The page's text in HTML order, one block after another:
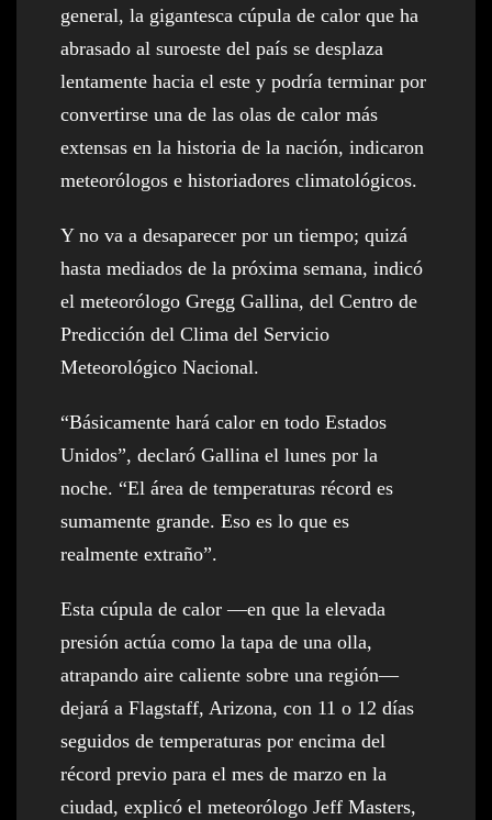
general, la gigantesca cúpula de calor que ha
abrasado al suroeste del país se desplaza
lentamente hacia el este y podría terminar por
convertirse una de las olas de calor más
extensas en la historia de la nación, indicaron
meteorólogos e historiadores climatológicos.
Y no va a desaparecer por un tiempo; quizá
hasta mediados de la próxima semana, indicó
el meteorólogo Gregg Gallina, del Centro de
Predicción del Clima del Servicio
Meteorológico Nacional.
“Básicamente hará calor en todo Estados
Unidos”, declaró Gallina el lunes por la
noche. “El área de temperaturas récord es
sumamente grande. Eso es lo que es
realmente extraño”.
Esta cúpula de calor —en que la elevada
presión actúa como la tapa de una olla,
atrapando aire caliente sobre una región—
dejará a Flagstaff, Arizona, con 11 o 12 días
seguidos de temperaturas por encima del
récord previo para el mes de marzo en la
ciudad, explicó el meteorólogo Jeff Masters,